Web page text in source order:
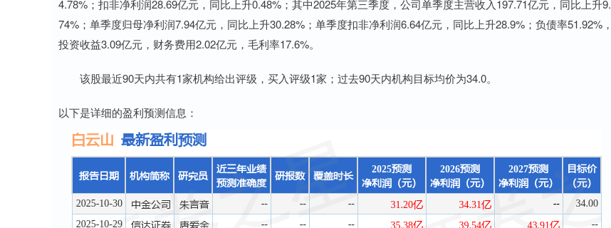
4.78%；扣非净利润28.69亿元，同比上升0.48%；其中2025年第三季度，公司单季度主营收入197.71亿元，同比上升9.
74%；单季度归母净利润7.94亿元，同比上升30.28%；单季度扣非净利润6.64亿元，同比上升28.9%；负债率51.92%，
投资收益3.09亿元，财务费用2.02亿元，毛利率17.6%。
该股最近90天内共有1家机构给出评级，买入评级1家；过去90天内机构目标均价为34.0。
以下是详细的盈利预测信息：